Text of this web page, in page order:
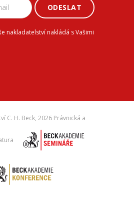
ODESLAT
nakladatelství nakládá s Vašimi
C. H. Beck, 2026 Právnická a